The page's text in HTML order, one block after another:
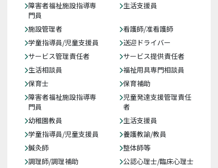
障害者福祉施設指導専
門員
生活支援員
施設管理者
看護師/准看護師
学童指導員/児童支援員
送迎ドライバー
サービス管理責任者
サービス提供責任者
生活相談員
福祉用具専門相談員
保育士
保育補助
障害者福祉施設指導専
門員
児童発達支援管理責任
者
幼稚園教員
生活支援員
学童指導員/児童支援員
養護教諭/教員
鍼灸師
整体師等
調理師/調理補助
公認心理士/臨床心理士